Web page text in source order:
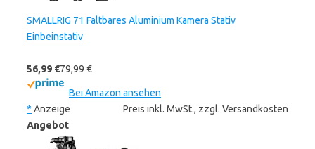
SMALLRIG 71 Faltbares Aluminium Kamera Stativ
Einbeinstativ
56,99 €79,99 €
Bei Amazon ansehen
* Anzeige
Preis inkl. MwSt., zzgl. Versandkosten
Angebot